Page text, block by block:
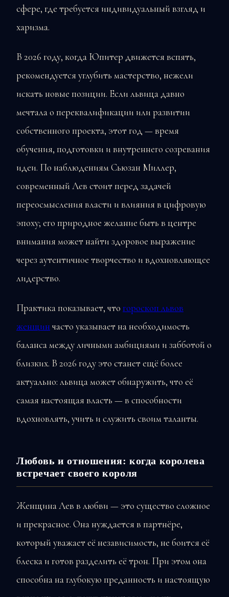
сфере, где требуется индивидуальный взгляд и
харизма.
В 2026 году, когда Юпитер движется вспять,
рекомендуется углубить мастерство, нежели
искать новые позиции. Если львица давно
мечтала о переквалификации или развитии
собственного проекта, этот год — время
обучения, подготовки и внутреннего созревания
идеи. По наблюдениям Сьюзан Миллер,
современный Лев стоит перед задачей
переосмысления власти и влияния в цифровую
эпоху; его природное желание быть в центре
внимания может найти здоровое выражение
через аутентичное творчество и вдохновляющее
лидерство.
Практика показывает, что гороскоп львов
женщин часто указывает на необходимость
баланса между личными амбициями и забботой о
близких. В 2026 году это станет ещё более
актуально: львица может обнаружить, что её
самая настоящая власть — в способности
вдохновлять, учить и служить своим таланты.
Любовь и отношения: когда королева
встречает своего короля
Женщина Лев в любви — это существо сложное
и прекрасное. Она нуждается в партнёре,
который уважает её независимость, не боится её
блеска и готов разделить её трон. При этом она
способна на глубокую преданность и настоящую